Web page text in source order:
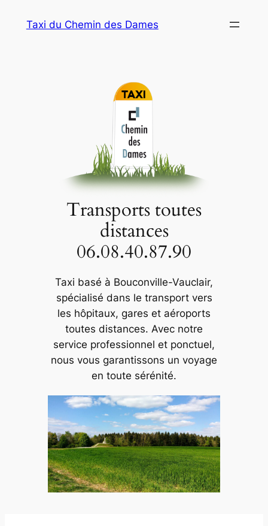
Taxi du Chemin des Dames
Transports toutes
distances
06.08.40.87.90
Taxi basé à Bouconville-Vauclair,
spécialisé dans le transport vers
les hôpitaux, gares et aéroports
toutes distances. Avec notre
service professionnel et ponctuel,
nous vous garantissons un voyage
en toute sérénité.